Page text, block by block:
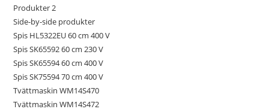
Produkter 2
Side-by-side produkter
Spis HL5322EU 60 cm 400 V
Spis SK65592 60 cm 230 V
Spis SK65594 60 cm 400 V
Spis SK75594 70 cm 400 V
Tvättmaskin WM14S470
Tvättmaskin WM14S472